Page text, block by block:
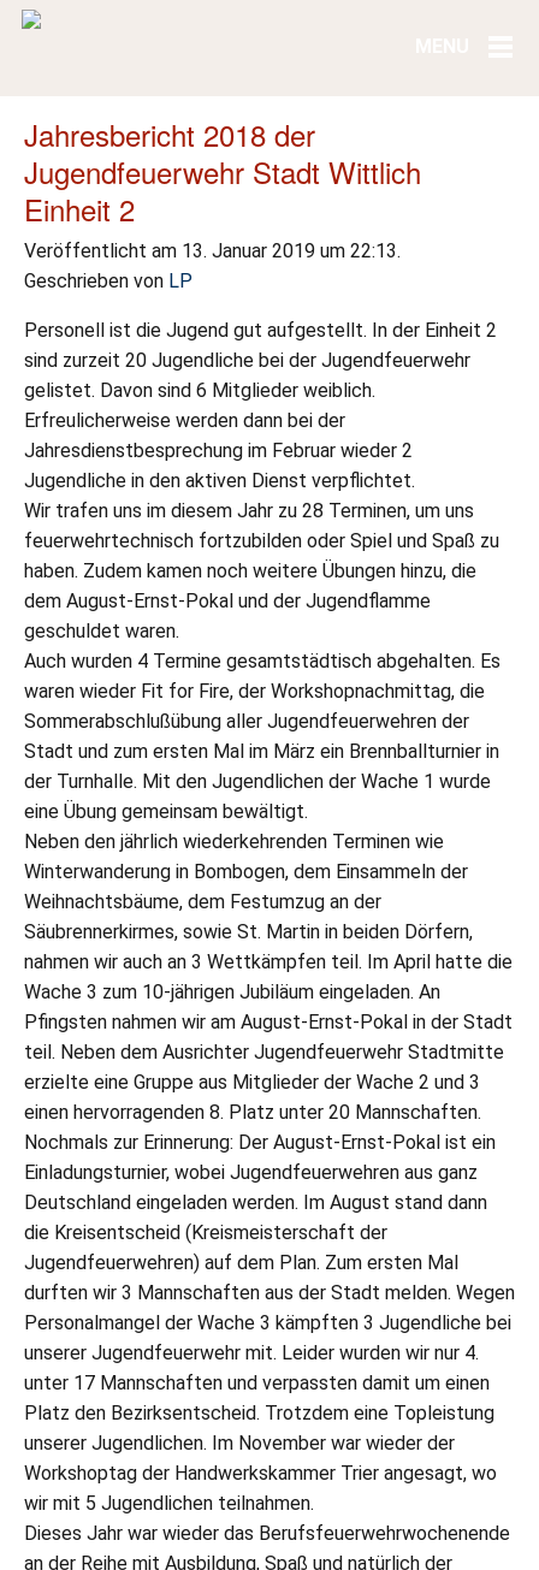
Jahresbericht 2018 der
Jugendfeuerwehr Stadt Wittlich
Einheit 2
Veröffentlicht am 13. Januar 2019 um 22:13.
Geschrieben von LP
Personell ist die Jugend gut aufgestellt. In der Einheit 2
sind zurzeit 20 Jugendliche bei der Jugendfeuerwehr
gelistet. Davon sind 6 Mitglieder weiblich.
Erfreulicherweise werden dann bei der
Jahresdienstbesprechung im Februar wieder 2
Jugendliche in den aktiven Dienst verpflichtet.
Wir trafen uns im diesem Jahr zu 28 Terminen, um uns
feuerwehrtechnisch fortzubilden oder Spiel und Spaß zu
haben. Zudem kamen noch weitere Übungen hinzu, die
dem August-Ernst-Pokal und der Jugendflamme
geschuldet waren.
Auch wurden 4 Termine gesamtstädtisch abgehalten. Es
waren wieder Fit for Fire, der Workshopnachmittag, die
Sommerabschlußübung aller Jugendfeuerwehren der
Stadt und zum ersten Mal im März ein Brennballturnier in
der Turnhalle. Mit den Jugendlichen der Wache 1 wurde
eine Übung gemeinsam bewältigt.
Neben den jährlich wiederkehrenden Terminen wie
Winterwanderung in Bombogen, dem Einsammeln der
Weihnachtsbäume, dem Festumzug an der
Säubrennerkirmes, sowie St. Martin in beiden Dörfern,
nahmen wir auch an 3 Wettkämpfen teil. Im April hatte die
Wache 3 zum 10-jährigen Jubiläum eingeladen. An
Pfingsten nahmen wir am August-Ernst-Pokal in der Stadt
teil. Neben dem Ausrichter Jugendfeuerwehr Stadtmitte
erzielte eine Gruppe aus Mitglieder der Wache 2 und 3
einen hervorragenden 8. Platz unter 20 Mannschaften.
Nochmals zur Erinnerung: Der August-Ernst-Pokal ist ein
Einladungsturnier, wobei Jugendfeuerwehren aus ganz
Deutschland eingeladen werden. Im August stand dann
die Kreisentscheid (Kreismeisterschaft der
Jugendfeuerwehren) auf dem Plan. Zum ersten Mal
durften wir 3 Mannschaften aus der Stadt melden. Wegen
Personalmangel der Wache 3 kämpften 3 Jugendliche bei
unserer Jugendfeuerwehr mit. Leider wurden wir nur 4.
unter 17 Mannschaften und verpassten damit um einen
Platz den Bezirksentscheid. Trotzdem eine Topleistung
unserer Jugendlichen. Im November war wieder der
Workshoptag der Handwerkskammer Trier angesagt, wo
wir mit 5 Jugendlichen teilnahmen.
Dieses Jahr war wieder das Berufsfeuerwehrwochenende
an der Reihe mit Ausbildung, Spaß und natürlich der